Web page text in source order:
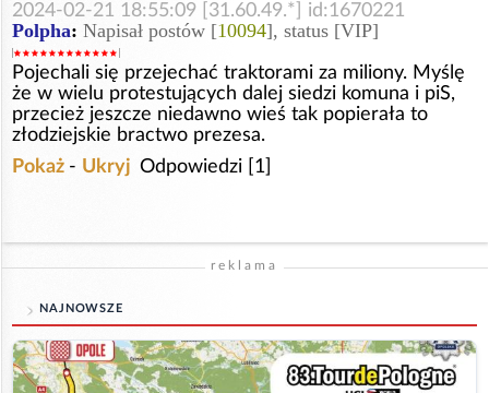
2024-02-21 18:55:09 [31.60.49.*] id:1670221
Polpha: Napisał postów [10094], status [VIP]
Pojechali się przejechać traktorami za miliony. Myślę
że w wielu protestujących dalej siedzi komuna i piS,
przecież jeszcze niedawno wieś tak popierała to
złodziejskie bractwo prezesa.
Pokaż - Ukryj Odpowiedzi [1]
reklama
NAJNOWSZE